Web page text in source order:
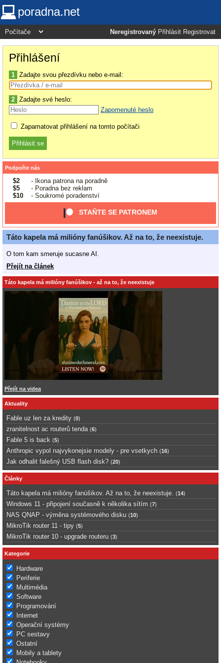
poradna.net
Neregistrovaný Přihlásit Registrovat
Přihlášení
1 Zadajte svou přezdívku nebo e-mail:
2 Zadajte své heslo:
Zapomenuté heslo
Zapamatovat přihlášení na tomto počítači
Podpořte nás
$2
- Ikona patrona na poradně
$5
- Poradna bez reklam
$10
- Soukromé poradenství
STAŇTE SE PATRONEM
Táto kapela má milióny fanúšikov. Až na to, že neexistuje.
O tom kam smeruje sucasne AI.
Přejít na článek
Táto kapela má milióny fanúšikov - až na to, že neexistuje
Přejít na videa
Aktuality
Fable uz len za kredity (0)
zranitelnost ac routerů tenda (6)
Fable 5 is back (5)
Anthropic vypol najvykonejsie modely - pre vsetkych (16)
Jak odhalit falešný USB flash disk? (20)
Články
Táto kapela má milióny fanúšikov. Až na to, že neexistuje. (14)
Windows 11 - připojení současně k několika sítím (7)
NAS QNAP - výměna systémového disku (10)
MikroTik router 11 - tipy (5)
MikroTik router 10 - upgrade routeru (3)
Kategorie
Hardware
Periferie
Multimédia
Software
Programování
Internet
Operační systémy
PC sestavy
Ostatní
Mobily a tablety